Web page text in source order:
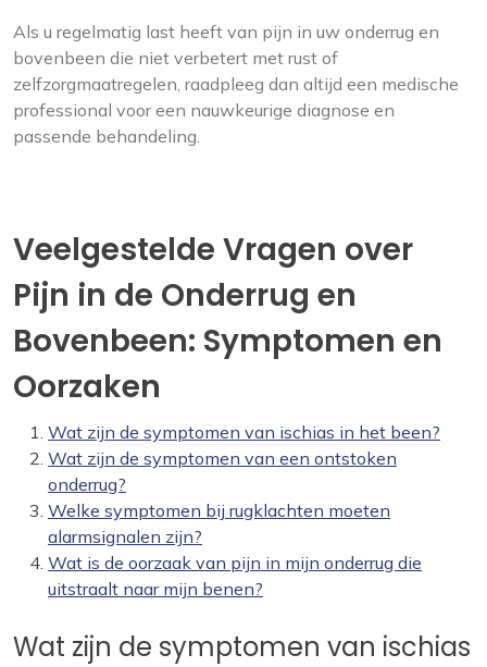
Als u regelmatig last heeft van pijn in uw onderrug en
bovenbeen die niet verbetert met rust of
zelfzorgmaatregelen, raadpleeg dan altijd een medische
professional voor een nauwkeurige diagnose en
passende behandeling.
Veelgestelde Vragen over
Pijn in de Onderrug en
Bovenbeen: Symptomen en
Oorzaken
Wat zijn de symptomen van ischias in het been?
Wat zijn de symptomen van een ontstoken
onderrug?
Welke symptomen bij rugklachten moeten
alarmsignalen zijn?
Wat is de oorzaak van pijn in mijn onderrug die
uitstraalt naar mijn benen?
Wat zijn de symptomen van ischias